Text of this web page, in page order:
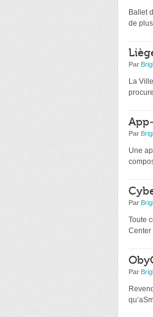
Ballet
de
Par
La
Par
Une
Par
Toute
Center
Par